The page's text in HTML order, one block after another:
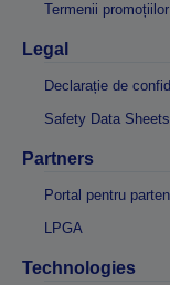
Termenii
Legal
Declarație de
Safety Data Sheets
Partners
Portal pentru
LPGA
Technologies